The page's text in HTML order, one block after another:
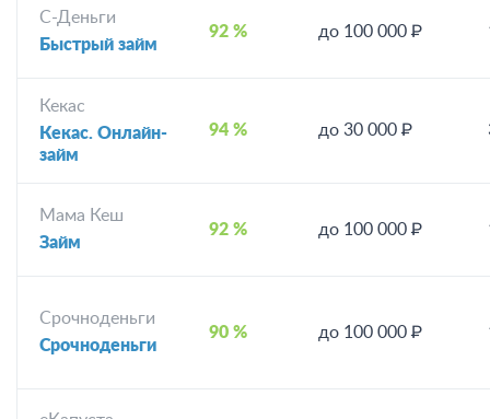
С-Деньги
Быстрый займ
92 % до 100 000 ₽
Кекас
Кекас. Онлайн-
займ
94 % до 30 000 ₽
Мама Кеш
Займ
92 % до 100 000 ₽
Срочноденьги
Срочноденьги
90 % до 100 000 ₽